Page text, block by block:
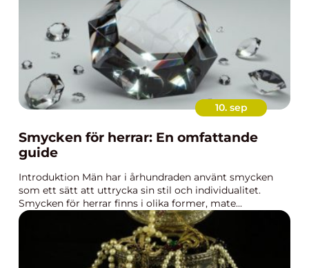
10. sep
Smycken för herrar: En omfattande
guide
Introduktion Män har i århundraden använt smycken
som ett sätt att uttrycka sin stil och individualitet.
Smycken för herrar finns i olika former, mate...